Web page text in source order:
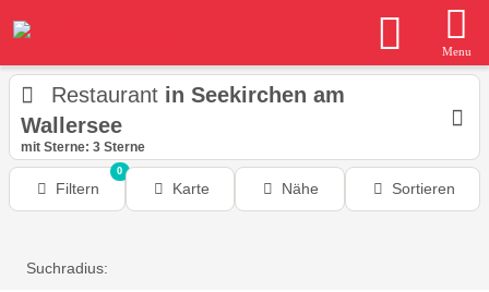
Menu
Restaurant in Seekirchen am
Wallersee
mit Sterne: 3 Sterne
Filtern
0
Karte Nähe Sortieren
Suchradius: